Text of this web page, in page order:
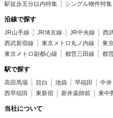
駅徒歩五分以内特集
シングル物件特集
沿線で探す
JR山手線 JR埼京線 JR中央線 西
西武新宿線
東京メトロ丸ノ内線
東
東京メトロ副都心線
都営三田線 都
駅で探す
高田馬場 目白 池袋 早稲田 中井
西早稲田
東新宿 新井薬師前 東中
当社について